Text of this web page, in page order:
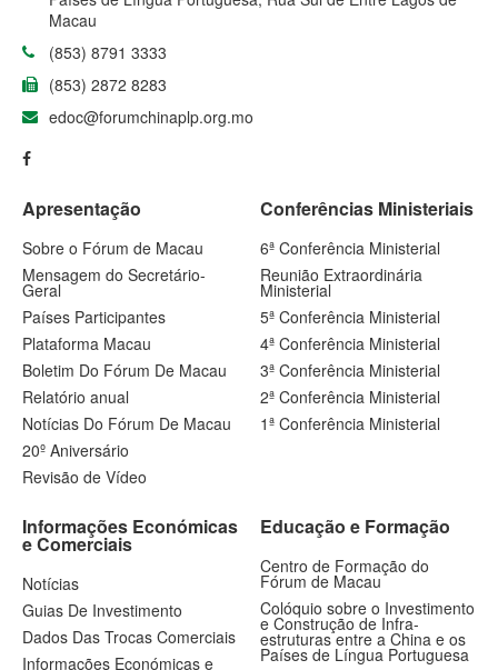
Macau
(853) 8791 3333
(853) 2872 8283
edoc@forumchinaplp.org.mo
Apresentação
Sobre o Fórum de Macau
Mensagem do Secretário-
Geral
Países Participantes
Plataforma Macau
Boletim Do Fórum De Macau
Relatório anual
Notícias Do Fórum De Macau
20º Aniversário
Revisão de Vídeo
Conferências Ministeriais
6ª Conferência Ministerial
Reunião Extraordinária
Ministerial
5ª Conferência Ministerial
4ª Conferência Ministerial
3ª Conferência Ministerial
2ª Conferência Ministerial
1ª Conferência Ministerial
Informações Económicas
e Comerciais
Notícias
Guias De Investimento
Dados Das Trocas Comerciais
Informações Económicas e
Educação e Formação
Centro de Formação do
Fórum de Macau
Colóquio sobre o Investimento
e Construção de Infra-
estruturas entre a China e os
Países de Língua Portuguesa